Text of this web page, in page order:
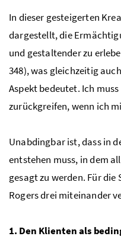
In dieser gesteigerten
dargestellt, die
und gestaltender zu
348), was gleichzeitig
Aspekt bedeutet. Ich
zurückgreifen, wenn ich
Unabdingbar ist, dass in
entstehen muss, in dem
gesagt zu werden. Für
Rogers drei miteinander
1. Den Klienten als